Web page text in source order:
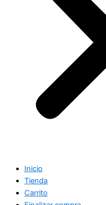
Inicio
Tienda
Carrito